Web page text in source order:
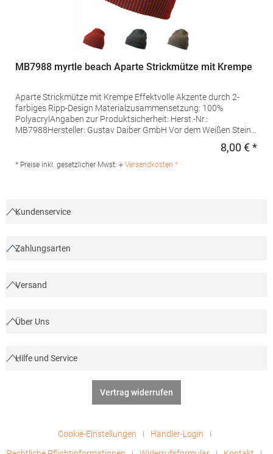
MB7988 myrtle beach Aparte Strickmütze mit Krempe
Aparte Strickmütze mit Krempe Effektvolle Akzente durch 2-
farbiges Ripp-Design Materialzusammensetzung: 100%
PolyacrylAngaben zur Produktsicherheit: Herst.-Nr.:
MB7988Hersteller: Gustav Daiber GmbH Vor dem Weißen Stein
8,00 € *
* Preise inkl. gesetzlicher Mwst. + Versandkosten *
Kundenservice
Zahlungsarten
Versand
Über Uns
Hilfe und Service
Vertrag widerrufen
Cookie-Einstellungen
Händler-Login